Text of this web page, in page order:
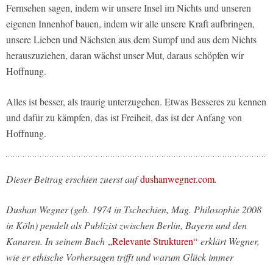
Fernsehen sagen, indem wir unsere Insel im Nichts und unseren
eigenen Innenhof bauen, indem wir alle unsere Kraft aufbringen,
unsere Lieben und Nächsten aus dem Sumpf und aus dem Nichts
herauszuziehen, daran wächst unser Mut, daraus schöpfen wir
Hoffnung.
Alles ist besser, als traurig unterzugehen. Etwas Besseres zu kennen
und dafür zu kämpfen, das ist Freiheit, das ist der Anfang von
Hoffnung.
Dieser Beitrag erschien zuerst aufdushanwegner.com.
Dushan Wegner (geb. 1974 in Tschechien, Mag. Philosophie 2008
in Köln) pendelt als Publizist zwischen Berlin, Bayern und den
Kanaren. In seinem Buch „Relevante Strukturen“ erklärt Wegner,
wie er ethische Vorhersagen trifft und warum Glück immer